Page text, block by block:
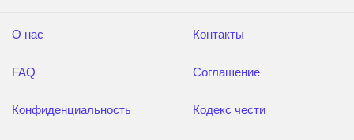
О нас
FAQ
Конфиденциальность
Контакты
Соглашение
Кодекс чести